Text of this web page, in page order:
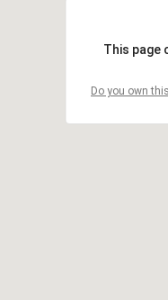
This page
Do you own